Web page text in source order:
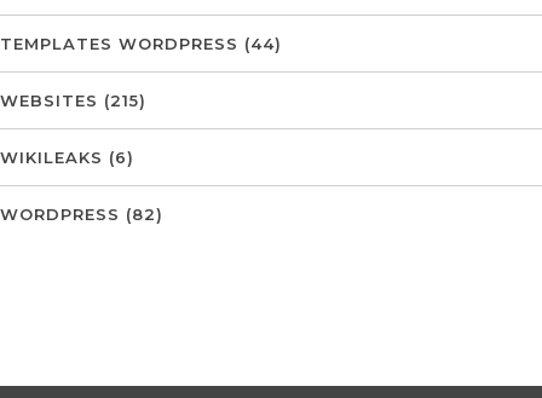
TEMPLATES WORDPRESS (44)
WEBSITES (215)
WIKILEAKS (6)
WORDPRESS (82)